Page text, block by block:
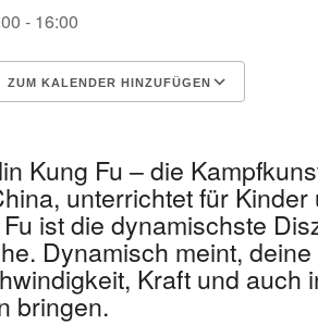
- 16:00
ZUM KALENDER HINZUFÜGEN
Kung Fu – die
unterrichtet für
ist die dynamischste
Dynamisch meint,
Kraft und auch
bringen.